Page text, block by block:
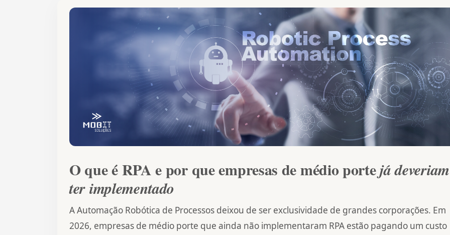
O que é RPA e por que empresas de médio portejá deveriam
ter implementado
A Automação Robótica de Processos deixou de ser exclusividade de grandes corporações. Em
2026, empresas de médio porte que ainda não implementaram RPA estão pagando um custo